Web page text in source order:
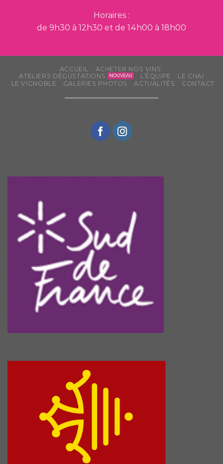
Horaires :
de 9h30 à 12h30 et de 14h00 à 18h00
ACCUEIL
ACHETER NOS VINS
ATELIERS DÉGUSTATIONS
L’ÉQUIPE
LE CHAI
LE VIGNOBLE
GALERIES PHOTOS ACTUALITÉS CONTACT